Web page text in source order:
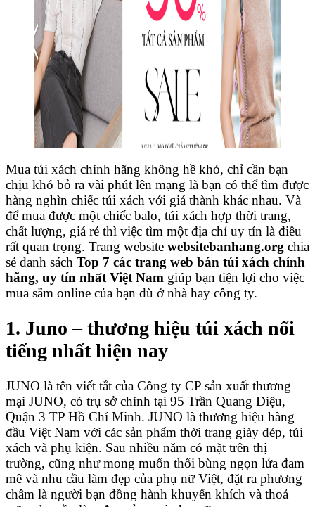
Mua túi xách chính hãng không hề khó, chỉ cần bạn
chịu khó bỏ ra vài phút lên mạng là bạn có thể tìm được
hàng nghìn chiếc túi xách với giá thành khác nhau. Và
để mua được một chiếc balo, túi xách hợp thời trang,
chất lượng, giá rẻ thì việc tìm một địa chỉ uy tín là điều
rất quan trọng. Trang website websitebanhang.org chia
sẻ danh sách Top 7 các trang web bán túi xách chính
hãng, uy tín nhất Việt Nam giúp bạn tiện lợi cho việc
mua sắm online của bạn dù ở nhà hay công ty.
1. Juno – thương hiệu túi xách nổi
tiếng nhất hiện nay
JUNO là tên viết tắt của Công ty CP sản xuất thương
mại JUNO, có trụ sở chính tại 95 Trần Quang Diệu,
Quận 3 TP Hồ Chí Minh. JUNO là thương hiệu hàng
đầu Việt Nam với các sản phẩm thời trang giày dép, túi
xách và phụ kiện. Sau nhiều năm có mặt trên thị
trường, cũng như mong muốn thổi bùng ngọn lửa đam
mê và nhu cầu làm đẹp của phụ nữ Việt, đặt ra phương
châm là người bạn đồng hành khuyến khích và thoả